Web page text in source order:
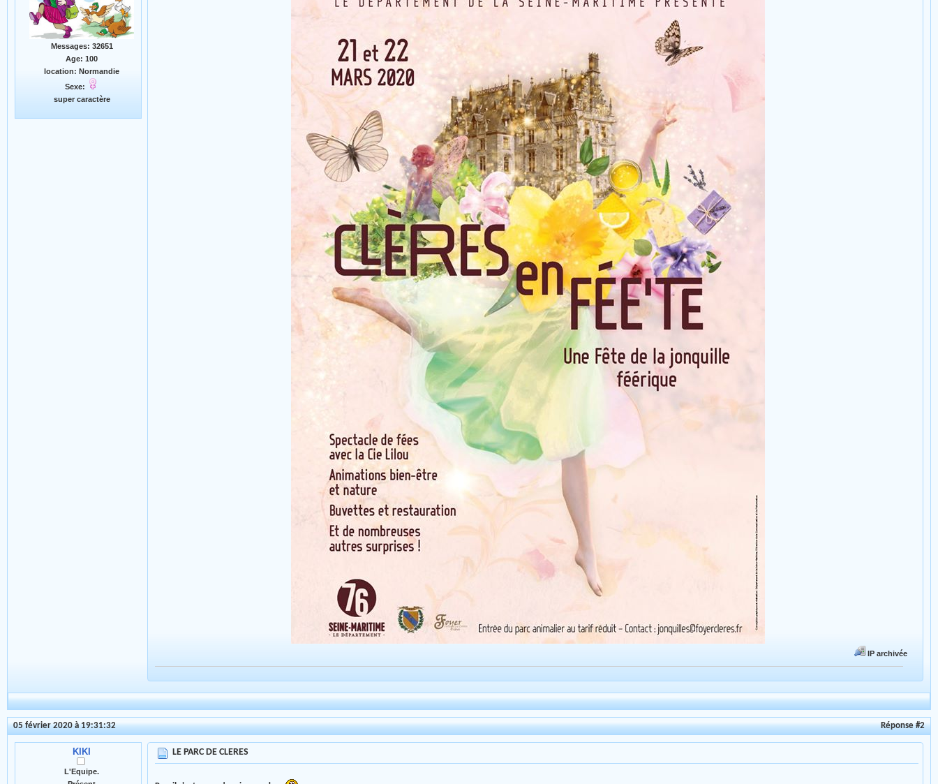
Messages: 32651
Age: 100
location: Normandie
Sexe:
super caractère
IP archivée
05 février 2020 à 19:31:32 Réponse #2
KIKI
L'Equipe.
LE PARC DE CLERES